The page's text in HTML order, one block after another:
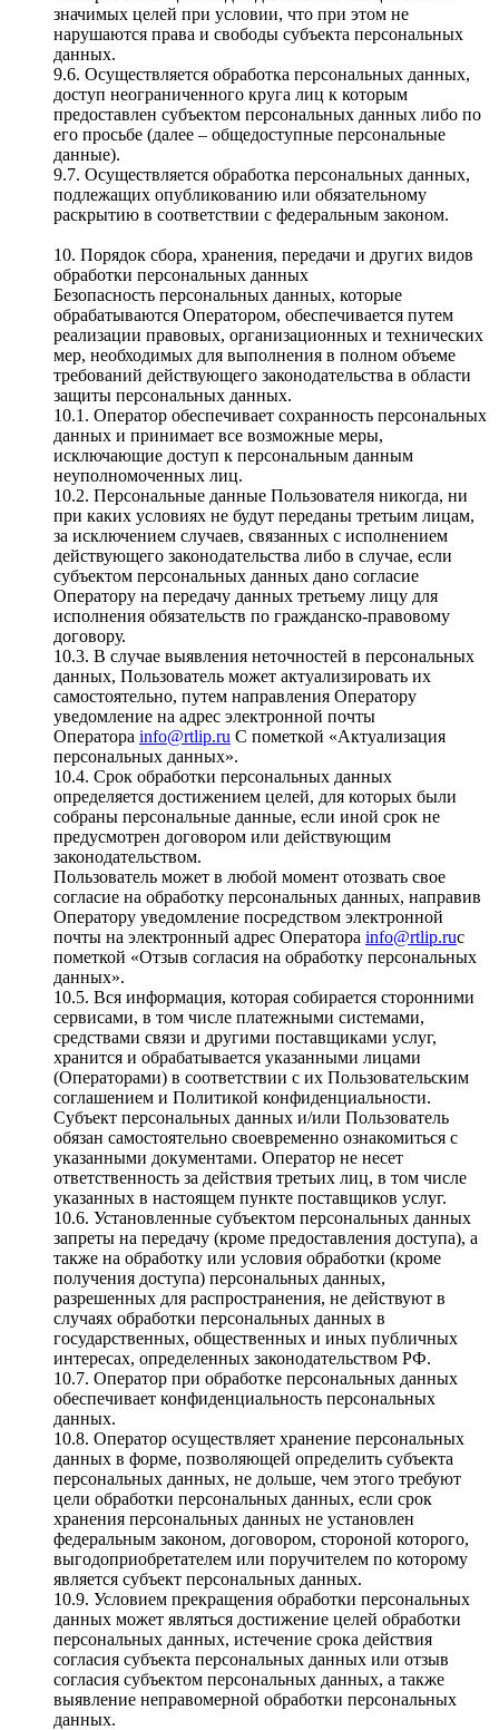
значимых целей при условии, что при этом не
нарушаются права и свободы субъекта персональных
данных.
9.6. Осуществляется обработка персональных данных,
доступ неограниченного круга лиц к которым
предоставлен субъектом персональных данных либо по
его просьбе (далее – общедоступные персональные
данные).
9.7. Осуществляется обработка персональных данных,
подлежащих опубликованию или обязательному
раскрытию в соответствии с федеральным законом.
10. Порядок сбора, хранения, передачи и других видов
обработки персональных данных
Безопасность персональных данных, которые
обрабатываются Оператором, обеспечивается путем
реализации правовых, организационных и технических
мер, необходимых для выполнения в полном объеме
требований действующего законодательства в области
защиты персональных данных.
10.1. Оператор обеспечивает сохранность персональных
данных и принимает все возможные меры,
исключающие доступ к персональным данным
неуполномоченных лиц.
10.2. Персональные данные Пользователя никогда, ни
при каких условиях не будут переданы третьим лицам,
за исключением случаев, связанных с исполнением
действующего законодательства либо в случае, если
субъектом персональных данных дано согласие
Оператору на передачу данных третьему лицу для
исполнения обязательств по гражданско-правовому
договору.
10.3. В случае выявления неточностей в персональных
данных, Пользователь может актуализировать их
самостоятельно, путем направления Оператору
уведомление на адрес электронной почты
Оператора info@rtlip.ru С пометкой «Актуализация
персональных данных».
10.4. Срок обработки персональных данных
определяется достижением целей, для которых были
собраны персональные данные, если иной срок не
предусмотрен договором или действующим
законодательством.
Пользователь может в любой момент отозвать свое
согласие на обработку персональных данных, направив
Оператору уведомление посредством электронной
почты на электронный адрес Оператора info@rtlip.ruс
пометкой «Отзыв согласия на обработку персональных
данных».
10.5. Вся информация, которая собирается сторонними
сервисами, в том числе платежными системами,
средствами связи и другими поставщиками услуг,
хранится и обрабатывается указанными лицами
(Операторами) в соответствии с их Пользовательским
соглашением и Политикой конфиденциальности.
Субъект персональных данных и/или Пользователь
обязан самостоятельно своевременно ознакомиться с
указанными документами. Оператор не несет
ответственность за действия третьих лиц, в том числе
указанных в настоящем пункте поставщиков услуг.
10.6. Установленные субъектом персональных данных
запреты на передачу (кроме предоставления доступа), а
также на обработку или условия обработки (кроме
получения доступа) персональных данных,
разрешенных для распространения, не действуют в
случаях обработки персональных данных в
государственных, общественных и иных публичных
интересах, определенных законодательством РФ.
10.7. Оператор при обработке персональных данных
обеспечивает конфиденциальность персональных
данных.
10.8. Оператор осуществляет хранение персональных
данных в форме, позволяющей определить субъекта
персональных данных, не дольше, чем этого требуют
цели обработки персональных данных, если срок
хранения персональных данных не установлен
федеральным законом, договором, стороной которого,
выгодоприобретателем или поручителем по которому
является субъект персональных данных.
10.9. Условием прекращения обработки персональных
данных может являться достижение целей обработки
персональных данных, истечение срока действия
согласия субъекта персональных данных или отзыв
согласия субъектом персональных данных, а также
выявление неправомерной обработки персональных
данных.